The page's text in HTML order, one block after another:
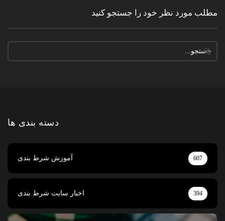
مطلب مورد نظر خود را جستجو کنید
دسته بندی ها
آموزش شرط بندی 607
اخبار سایت شرط بندی 394